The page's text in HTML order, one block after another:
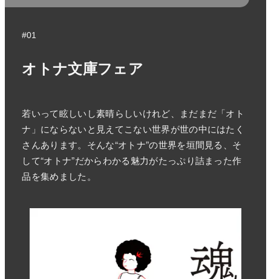
#01
オトナ文庫フェア
若いって眩しいし素晴らしいけれど、まだまだ「オト
ナ」にならないと見えてこない世界が世の中にはたく
さんあります。そんな“オトナ”の世界を垣間見る、そ
して“オトナ”だからわかる魅力がたっぷり詰まった作
品を集めました。